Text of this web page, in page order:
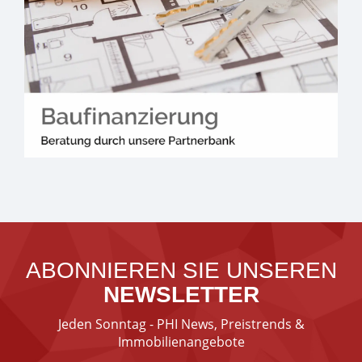
ABONNIEREN SIE UNSEREN
NEWSLETTER
Jeden Sonntag - PHI News, Preistrends &
Immobilienangebote